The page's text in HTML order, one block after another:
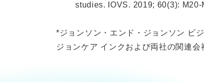
studies. IOVS. 2019; 60(3): M20-
*ジョンソン・エンド・ジョンソン ビ
ジョンケア インクおよび両社の関連会